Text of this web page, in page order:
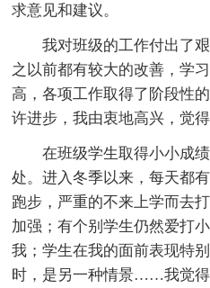
求意见和建议。
我对班级的工作付出了
之以前都有较大的改善，学
高，各项工作取得了阶段性
许进步，我由衷地高兴，觉
在班级学生取得小小成
处。进入冬季以来，每天都
跑步，严重的不来上学而去
加强；有个别学生仍然爱打
我；学生在我的面前表现特
时，是另一种情景……我觉